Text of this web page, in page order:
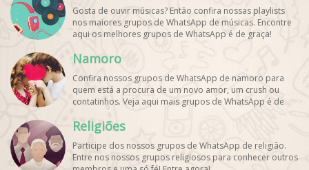
Gosta de ouvir músicas? Então confira nossas playlists
nos maiores grupos de WhatsApp de músicas. Encontre
aqui os melhores grupos de WhatsApp é de graça!
Namoro
Confira nossos grupos de WhatsApp de namoro para
quem está a procura de um novo amor, um crush ou
contatinhos. Veja aqui mais grupos de WhatsApp é de
Religiões
Participe dos nossos grupos de WhatsApp de religião.
Entre nos nossos grupos religiosos para conhecer outros